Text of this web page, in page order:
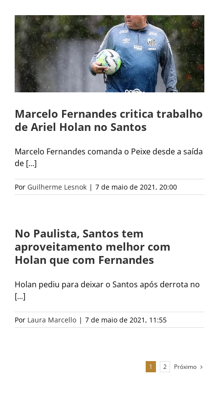
Marcelo Fernandes critica trabalho
de Ariel Holan no Santos
Marcelo Fernandes comanda o Peixe desde a saída
de [...]
Por Guilherme Lesnok | 7 de maio de 2021, 20:00
No Paulista, Santos tem
aproveitamento melhor com
Holan que com Fernandes
Holan pediu para deixar o Santos após derrota no
[...]
Por Laura Marcello | 7 de maio de 2021, 11:55
1 2 Próximo